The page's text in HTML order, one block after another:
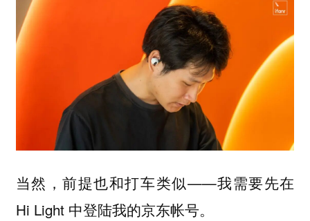
当然，前提也和打车类似——我需要先在
Hi Light 中登陆我的京东帐号。